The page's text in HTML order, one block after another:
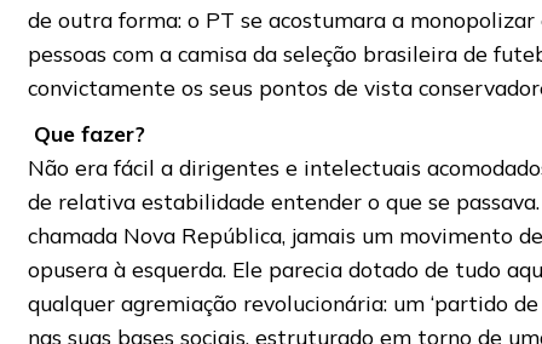
de outra forma: o PT se acostumara a
pessoas com a camisa da seleção brasileira de
convictamente os seus pontos de vista
Que fazer?
Não era fácil a dirigentes e intelectuais
de relativa estabilidade entender o que se
chamada Nova República, jamais um movimento
opusera à esquerda. Ele parecia dotado de tudo
qualquer agremiação revolucionária: um ‘partido de
nas suas bases sociais, estruturado em torno de